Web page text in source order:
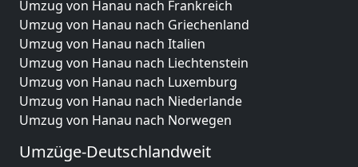
Umzug von Hanau nach Frankreich
Umzug von Hanau nach Griechenland
Umzug von Hanau nach Italien
Umzug von Hanau nach Liechtenstein
Umzug von Hanau nach Luxemburg
Umzug von Hanau nach Niederlande
Umzug von Hanau nach Norwegen
Umzüge-Deutschlandweit